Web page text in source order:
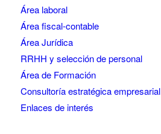
Área laboral
Área fiscal-contable
Área Jurídica
RRHH y selección de personal
Área de Formación
Consultoría estratégica empresarial
Enlaces de interés